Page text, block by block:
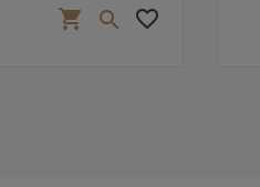
shopping_cart  favorite_border